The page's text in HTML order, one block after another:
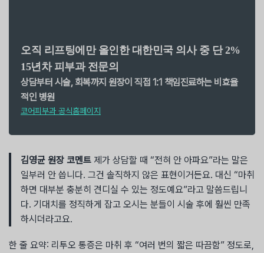
오직 리프팅에만 올인한 대한민국 의사 중 단 2%
15년차 피부과 전문의
상담부터 시술, 회복까지 원장이 직접 1:1 책임진료하는 비효율
적인 병원
코어피부과 공식홈페이지
김영균 원장 코멘트 제가 상담할 때 “전혀 안 아파요”라는 말은
일부러 안 씁니다. 그건 솔직하지 않은 표현이거든요. 대신 “마취
하면 대부분 충분히 견디실 수 있는 정도예요”라고 말씀드립니
다. 기대치를 정직하게 잡고 오시는 분들이 시술 후에 훨씬 만족
하시더라고요.
한 줄 요약: 리투오 통증은 마취 후 “여러 번의 짧은 따끔함” 정도로,